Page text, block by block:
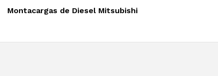
Post
Montacargas de Diesel Mitsubishi